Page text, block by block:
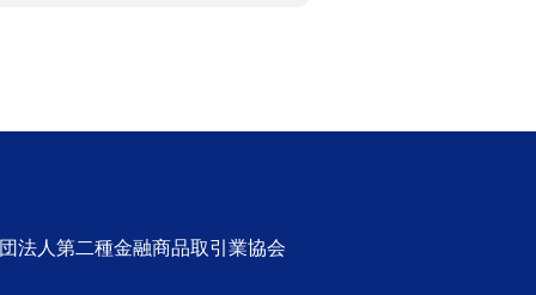
人第二種金融商品取引業協会